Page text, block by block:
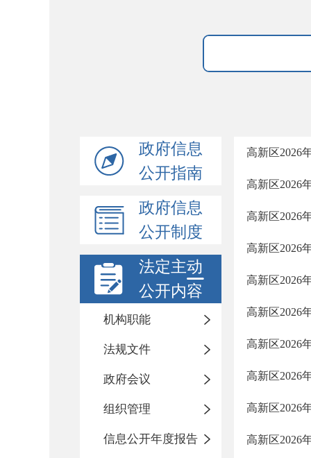
政府信息
公开指南
政府信息
公开制度
法定主动
公开内容
机构职能
法规文件
政府会议
组织管理
信息公开年度报告
高新区2026
高新区2026
高新区2026
高新区2026
高新区2026
高新区2026
高新区2026
高新区2026
高新区2026
高新区2026